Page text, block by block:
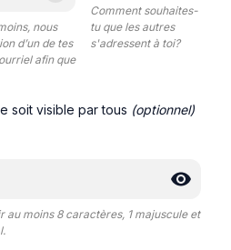
nous
d’un de tes
afin que
Comment souhaites-
tu que les autres
s'adressent à toi?
soit visible par tous (optionnel)
au moins 8 caractères, 1 majuscule et